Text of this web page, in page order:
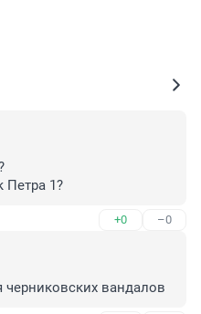
Петра 1?
+0 –0
вандалов